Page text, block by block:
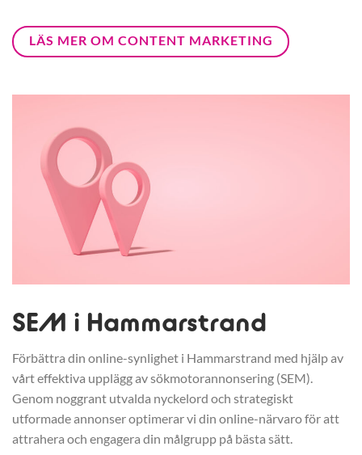
LÄS MER OM CONTENT MARKETING
SEM i Hammarstrand
Förbättra din online-synlighet i Hammarstrand med hjälp av
vårt effektiva upplägg av sökmotorannonsering (SEM).
Genom noggrant utvalda nyckelord och strategiskt
utformade annonser optimerar vi din online-närvaro för att
attrahera och engagera din målgrupp på bästa sätt.